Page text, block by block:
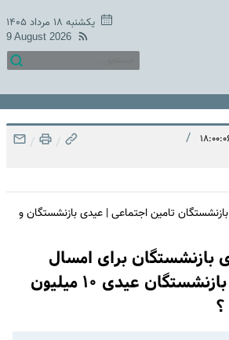
یکشنبه ۱۸ مرداد ۱۴۰۵
9 August 2026
/
/
/
تامین اجتماعی | عیدی بازنشستگان و
بازنشستگان برای امسال
اعلام شد | کدام بازنشستگان عیدی ۱۰ میلیون
؟